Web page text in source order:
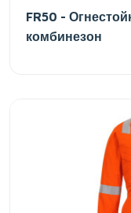
FR50 -
комбинезон